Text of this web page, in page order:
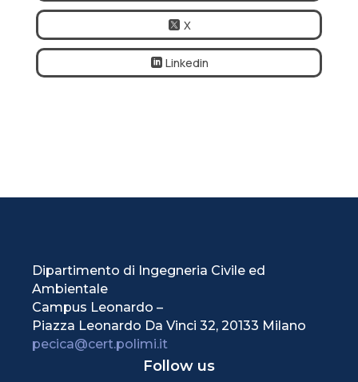
X
Linkedin
Dipartimento di Ingegneria Civile ed
Ambientale
Campus Leonardo –
Piazza Leonardo Da Vinci 32, 20133 Milano
pecica@cert.polimi.it
Follow us